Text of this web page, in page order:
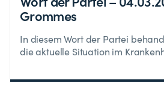
Grommes
In diesem Wort der Partei
die aktuelle Situation im